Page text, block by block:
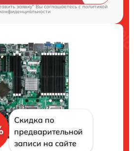
заявку" Вы соглашаетесь cполитикой
Скидка по
предварительной
записи на сайте